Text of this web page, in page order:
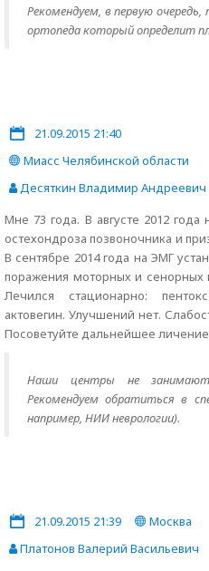
Рекомендуем, в первую
ортопеда который определит
21.09.2015 21:40
Миасс Челябинской области
Десяткин Владимир Андреевич
Мне 73 года. В августе 2012
остехондроза позвоночника и
В сентябре 2014 года на ЭМГ
поражения моторных и сенорных
Лечился стационарно:
актовегин. Улучшений нет.
Посоветуйте дальнейшее
Наши центры не
Рекомендуем обратиться в
например, НИИ неврологии).
21.09.2015 21:39
Москва
Платонов Валерий Васильевич